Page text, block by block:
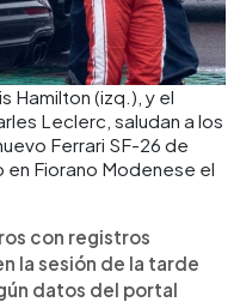
Hamilton (izq.), y el
Leclerc, saludan a los
Ferrari SF-26 de
en Fiorano Modenese el
con registros
la sesión de la tarde
datos del portal